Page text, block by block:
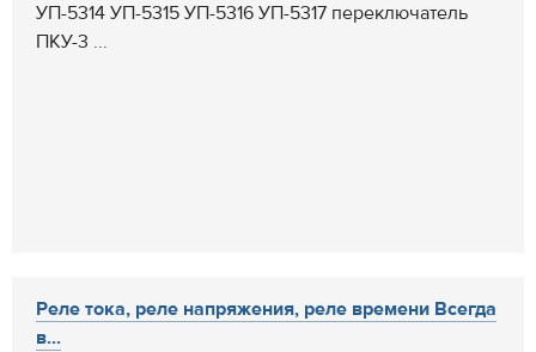
УП-5314 УП-5315 УП-5316 УП-5317 переключатель
ПКУ-3 ...
Реле тока, реле напряжения, реле времени Всегда
в...